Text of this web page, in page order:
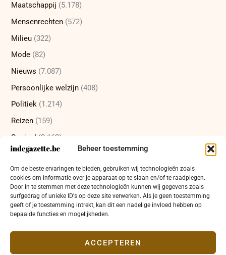
Beheer toestemming
Om de beste ervaringen te bieden, gebruiken wij technologieën zoals
cookies om informatie over je apparaat op te slaan en/of te raadplegen.
Door in te stemmen met deze technologieën kunnen wij gegevens zoals
surfgedrag of unieke ID's op deze site verwerken. Als je geen toestemming
geeft of je toestemming intrekt, kan dit een nadelige invloed hebben op
bepaalde functies en mogelijkheden.
ACCEPTEREN
Maatschappij (5.178)
Mensenrechten (572)
Milieu (322)
Mode (82)
Nieuws (7.087)
Persoonlijke welzijn (408)
Politiek (1.214)
Reizen (159)
Sociaal (2.162)
Sport(232)
Technologie(415)
Uncategorized(12)
Wetenschap(473)
Wetenschappelijke ontdekkingen